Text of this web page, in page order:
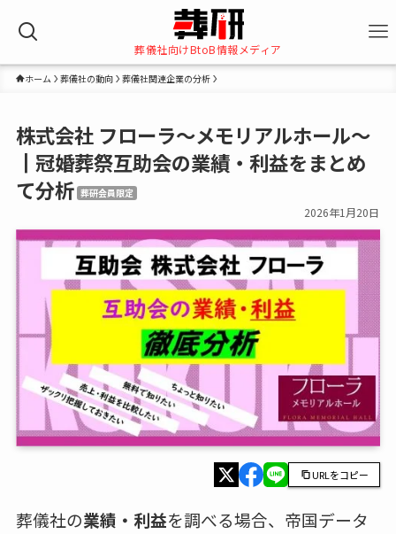
葬儀社向けBtoB情報メディア
ホーム 葬儀社の動向 葬儀社関連企業の分析
株式会社 フローラ～メモリアルホール～
┃冠婚葬祭互助会の業績・利益をまとめ
て分析 葬研会員限定
2026年1月20日
URLをコピー
葬儀社の業績・利益を調べる場合、帝国データ